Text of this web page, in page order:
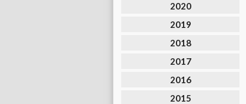
2020
2019
2018
2017
2016
2015